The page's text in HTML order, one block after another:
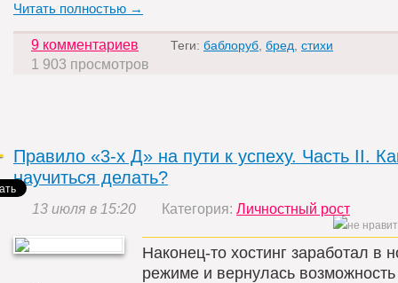
Читать полностью →
9 комментариев Теги: баблоруб бред стихи
1 903 просмотров
Правило «3-х Д» на пути к успеху. Часть II.
научиться делать?
13 июля в 15:20 Категория: Личностный рост
Наконец-то хостинг заработал в
режиме и вернулась возможность